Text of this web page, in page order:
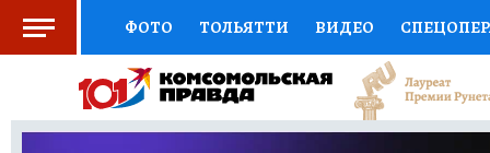
ФОТО ТОЛЬЯТТИ ВИДЕО
СОЦПОДДЕРЖКА НАУКА СПОРТ
ВЫБОР ЭКСПЕРТОВ ДОКТОР